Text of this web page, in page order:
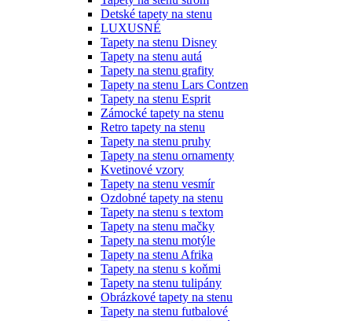
Detské tapety na stenu
LUXUSNÉ
Tapety na stenu Disney
Tapety na stenu autá
Tapety na stenu grafity
Tapety na stenu Lars Contzen
Tapety na stenu Esprit
Zámocké tapety na stenu
Retro tapety na stenu
Tapety na stenu pruhy
Tapety na stenu ornamenty
Kvetinové vzory
Tapety na stenu vesmír
Ozdobné tapety na stenu
Tapety na stenu s textom
Tapety na stenu mačky
Tapety na stenu motýle
Tapety na stenu Afrika
Tapety na stenu s koňmi
Tapety na stenu tulipány
Obrázkové tapety na stenu
Tapety na stenu futbalové